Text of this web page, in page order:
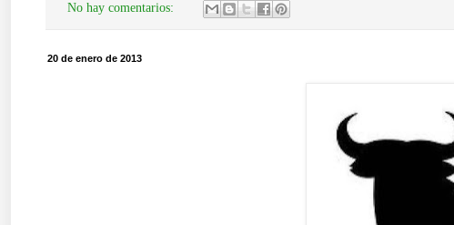
No hay comentarios:
20 de enero de 2013